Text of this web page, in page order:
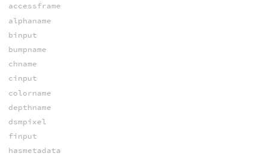
accessframe
alphaname
binput
bumpname
chname
cinput
colorname
depthname
dsmpixel
finput
hasmetadata